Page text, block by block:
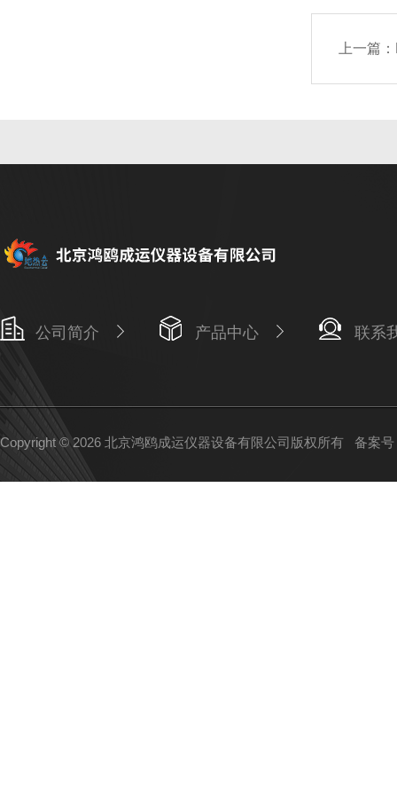
上一篇：
公司简介 产品中心 联系
Copyright © 2026 北京鸿鸥成运仪器设备有限公司版权所有 备案号